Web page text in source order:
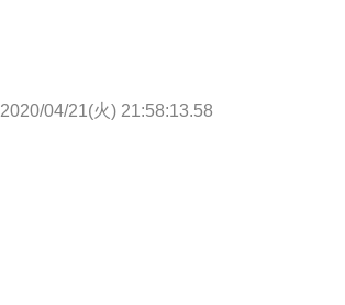
2020/04/21(火) 21:58:13.58